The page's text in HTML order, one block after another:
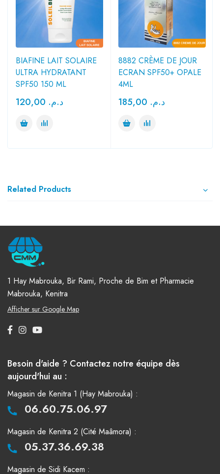
BIAFINE LAIT SOLAIRE
ULTRA HYDRATANT
SPF50 150 ML
د.م.
8882 CRÈME DE JOUR
ECRAN SPF50+ OPALE
4ML
د.م.
Related Products
1 Hay Mabrouka, Bir Rami, Proche de Bim et Pharmacie
Mabrouka, Kenitra
Afficher sur Google Map
Besoin d'aide ? Contactez notre équipe dès
aujourd'hui au :
Magasin de Kenitra 1 (Hay Mabrouka) :
06.60.75.06.97
Magasin de Kenitra 2 (Cité Maâmora) :
05.37.36.69.38
Magasin de Sidi Kacem :